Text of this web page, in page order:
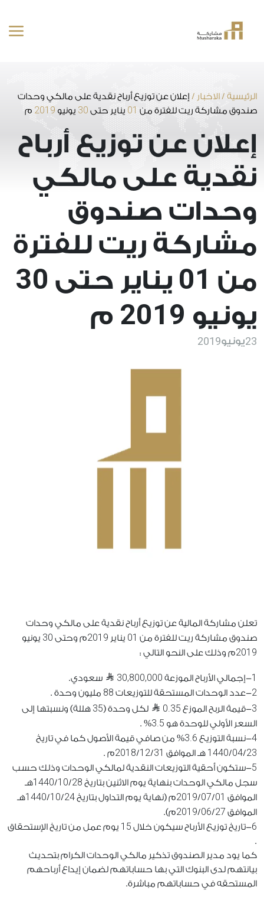
المحتوى
الرئيسية /الاخبار / إعلان عن توزيع أرباح نقدية على مالكي وحدات
صندوق مشاركة ريت للفترة من 01 يناير حتى 30 يونيو 2019 م
إعلان عن توزيع أرباح
نقدية على مالكي
وحدات صندوق
مشاركة ريت للفترة
من 01 يناير حتى 30
يونيو 2019 م
23يونيو2019
تعلن مشاركة المالية عن توزيع أرباح نقدية على مالكي وحدات
صندوق مشاركة ريت للفترة من 01 يناير 2019م وحتى 30 يونيو
2019م وذلك على النحو التالي :
1-إجمالي الأرباح الموزعة 30,800,000 سعودي.
2-عدد الوحدات المستحقة للتوزيعات 88 مليون وحدة .
3-قيمة الربح الموزع 0.35 لكل وحدة (35 هللة) ونسبتها إلى
السعر الأولي للوحدة هو 3.5
% .
4-نسبة التوزيع 3.6% من صافي قيمة الأصول كما في تاريخ
1440/04/23 هـ الموافق 2018/12/31 م .
5-ستكون أحقية التوزيعات النقدية لمالكي الوحدات وذلك حسب
سجل مالكي الوحدات بنهاية يوم الاثنين بتاريخ
1440/10/28
هـ
الموافق
2019/07/01 م (نهاية يوم التداول بتاريخ 1440/10/24
هـ
الموافق
2019/06/27 م).
6-تاريخ توزيع الأرباح سيكون خلال 15 يوم عمل من تاريخ الإستحقاق
.
كما يود مدير الصندوق تذكير مالكي الوحدات الكرام بتحديث
بيانتهم لدى البنوك التي بها حساباتهم لضمان إيداع أرباحهم
المستحقه في حساباتهم مباشرة.